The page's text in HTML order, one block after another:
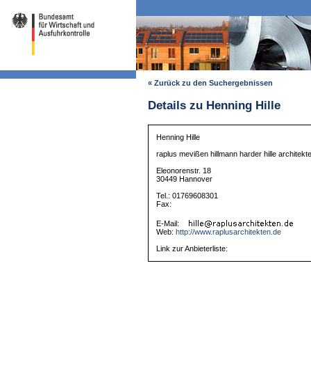
« Zurück zu den Suchergebnissen
Details zu Henning Hille
Henning Hille
raplus mevißen hillmann harder hille
Eleonorenstr. 18
30449 Hannover
Tel.: 01769608301
Fax:
E-Mail:
Web: http://www.raplusarchitekten.de
Link zur Anbieterliste: